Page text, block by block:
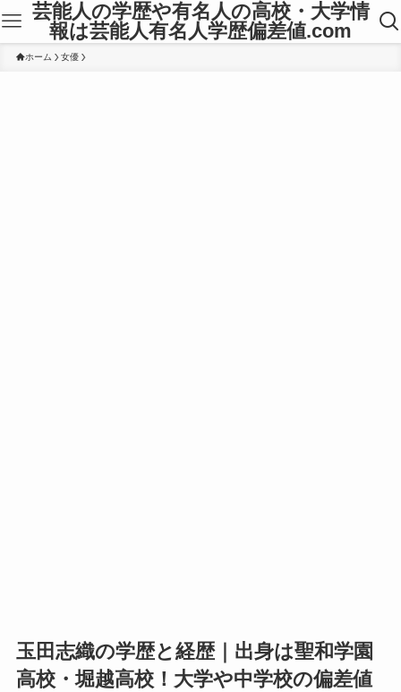
芸能人の学歴や有名人の高校・大学情
報は芸能人有名人学歴偏差値.com
ホーム 女優
玉田志織の学歴と経歴｜出身は聖和学園
高校・堀越高校！大学や中学校の偏差値